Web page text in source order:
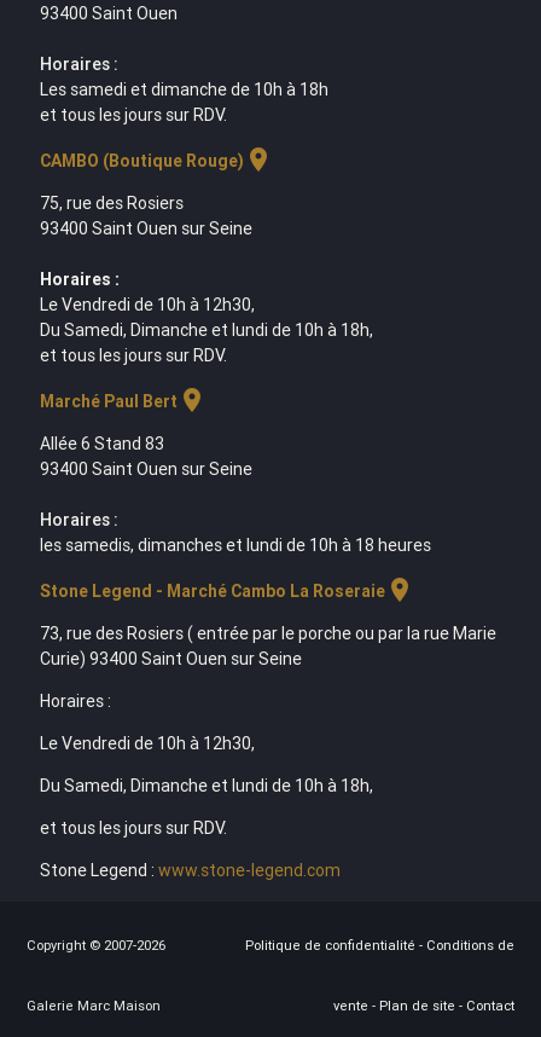
93400 Saint Ouen
Horaires :
Les samedi et dimanche de 10h à 18h
et tous les jours sur RDV.
CAMBO (Boutique Rouge) location_on
75, rue des Rosiers
93400 Saint Ouen sur Seine
Horaires :
Le Vendredi de 10h à 12h30,
Du Samedi, Dimanche et lundi de 10h à 18h,
et tous les jours sur RDV.
Marché Paul Bert location_on
Allée 6 Stand 83
93400 Saint Ouen sur Seine
Horaires :
les samedis, dimanches et lundi de 10h à 18 heures
Stone Legend - Marché Cambo La Roseraielocation_on
73, rue des Rosiers ( entrée par le porche ou par la rue Marie
Curie) 93400 Saint Ouen sur Seine
Horaires :
Le Vendredi de 10h à 12h30,
Du Samedi, Dimanche et lundi de 10h à 18h,
et tous les jours sur RDV.
Stone Legend : www.stone-legend.com
Copyright © 2007-2026
Galerie Marc Maison
Politique de confidentialité - Conditions de
vente - Plan de site - Contact